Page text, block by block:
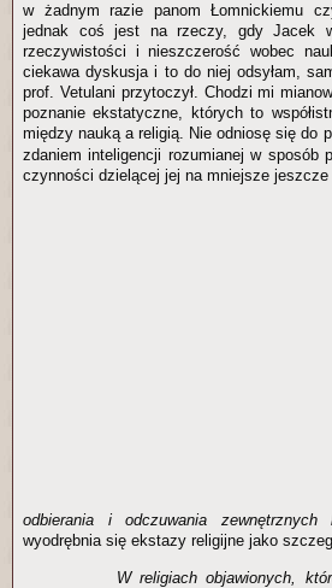
w żadnym razie panom Łomnickiemu
jednak coś jest na rzeczy, gdy Jacek
rzeczywistości i nieszczerość wobec
ciekawa dyskusja i to do niej odsyłam,
prof. Vetulani przytoczył. Chodzi mi
poznanie ekstatyczne, których to
między nauką a religią. Nie odniosę się do
zdaniem inteligencji rozumianej w sposób
czynności dzielącej jej na mniejsze
odbierania i odczuwania zewnętrznych
wyodrębnia się ekstazy religijne jako
W religiach objawionych,